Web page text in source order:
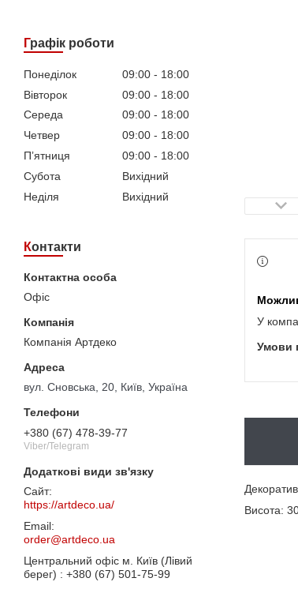
Графік роботи
Понеділок 09:00
18:00
Вівторок
09:00
18:00
Середа
09:00
18:00
Четвер
09:00
18:00
Пʼятниця
09:00
18:00
Субота
Вихідний
Неділя
Вихідний
Контакти
Офіс
Компанія Артдеко
вул. Сновська, 20, Київ, Україна
+380 (67) 478-39-77
Viber/Telegram
https://artdeco.ua/
order@artdeco.ua
Центральний офіс м. Київ (Лівий
берег)
+380 (67) 501-75-99
У
Висота: